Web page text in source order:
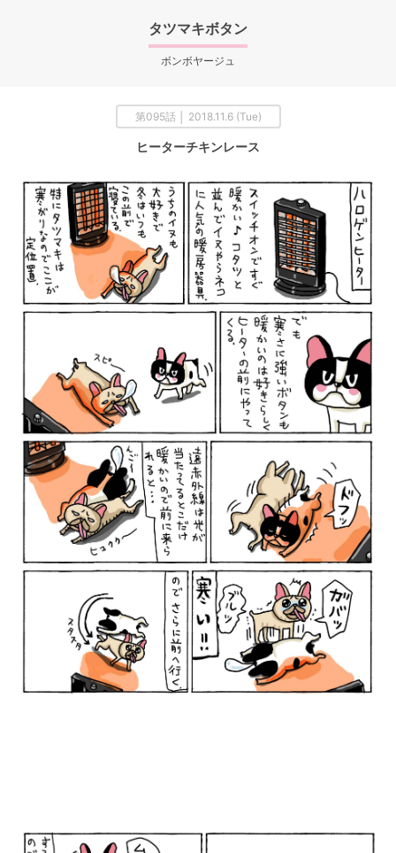
タツマキボタン
ボンボヤージュ
第095話 │ 2018.11.6 (Tue)
ヒーターチキンレース